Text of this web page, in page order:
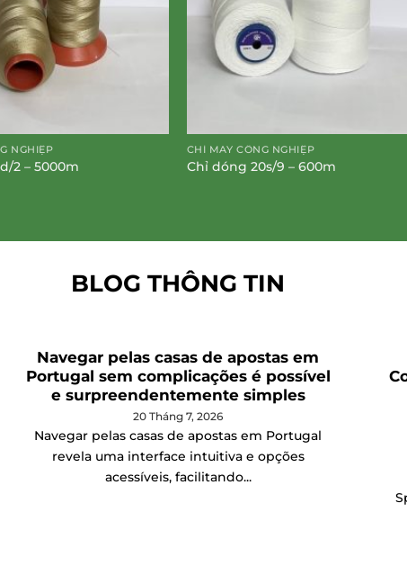
NGHIỆP
2 – 5000m
CHỈ MAY CÔNG NGHIỆP
Chỉ dóng 20s/9 – 600m
BLOG THÔNG TIN
Navegar pelas casas de apostas em
Portugal sem complicações é possível
e surpreendentemente simples
20 Tháng 7, 2026
Navegar pelas casas de apostas em Portugal
revela uma interface intuitiva e opções
acessíveis, facilitando...